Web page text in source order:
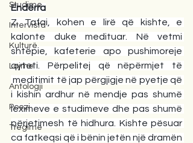
Studime
Intervista
Kulturë
Lajme
Antologji
Poezi
Tregime
Endërra
Z. Tafai, kohen e lirë që kishte, e
kalonte duke medituar. Në vetmi
shtëpie, kafeterie apo pushimoreje
qyteti. Përpelitej që nëpërmjet të
meditimit të jap përgjigje në pyetje që
i kishin ardhur në mendje pas shumë
leximeve e studimeve dhe pas shumë
përjetimesh të hidhura. Kishte pësuar
ca fatkeqsi që i bënin jetën një dramën